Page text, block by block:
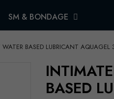
SM & BONDAGE
BASED LUBRICANT AQUAGEL
BASED